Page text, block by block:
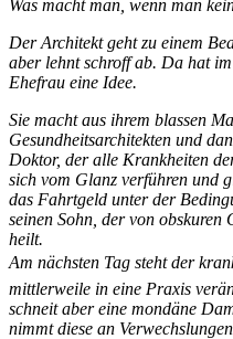
Was macht man, wenn man
Der Architekt geht zu einem
aber lehnt schroff ab. Da hat
Ehefrau eine Idee.
Sie macht aus ihrem blassen
Gesundheitsarchitekten und
Doktor, der alle Krankheiten
sich vom Glanz verführen und
das Fahrtgeld unter der
seinen Sohn, der von obskuren
heilt.
Am nächsten Tag steht der
mittlerweile in eine Praxis
schneit aber eine mondäne
nimmt diese an